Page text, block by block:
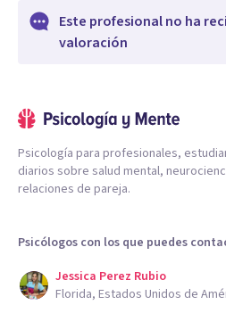
Este profesional no ha
valoración
Psicología para profesionales,
diarios sobre salud mental,
relaciones de pareja.
Psicólogos con los que puedes
Jessica Perez Rubio
Florida, Estados Unidos de